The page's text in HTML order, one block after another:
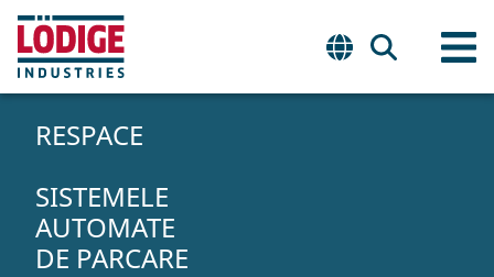
RESPACE
SISTEMELE
AUTOMATE
DE PARCARE